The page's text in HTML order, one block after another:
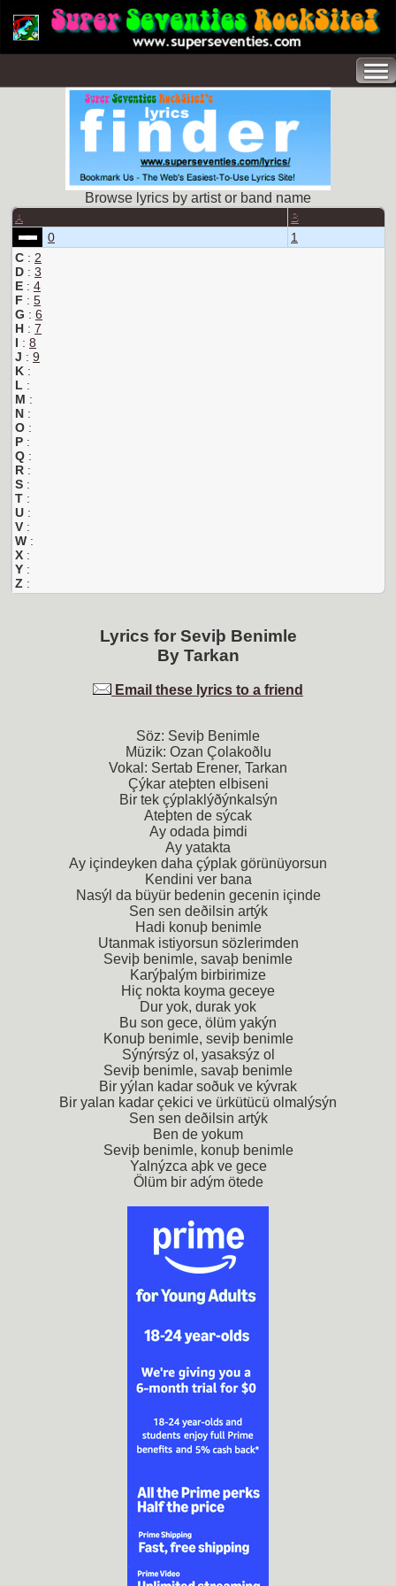
Browse lyrics by artist or band name
A B
0
1
C : 2
D : 3
E : 4
F : 5
G : 6
H : 7
I : 8
J : 9
K :
L :
M :
N :
O :
P :
Q :
R :
S :
T :
U :
V :
W :
X :
Y :
Z :
Lyrics for Seviþ Benimle
By Tarkan
Email these lyrics to a friend
Söz: Seviþ Benimle
Müzik: Ozan Çolakoðlu
Vokal: Sertab Erener, Tarkan
Çýkar ateþten elbiseni
Bir tek çýplaklýðýnkalsýn
Ateþten de sýcak
Ay odada þimdi
Ay yatakta
Ay içindeyken daha çýplak görünüyorsun
Kendini ver bana
Nasýl da büyür bedenin gecenin içinde
Sen sen deðilsin artýk
Hadi konuþ benimle
Utanmak istiyorsun sözlerimden
Seviþ benimle, savaþ benimle
Karýþalým birbirimize
Hiç nokta koyma geceye
Dur yok, durak yok
Bu son gece, ölüm yakýn
Konuþ benimle, seviþ benimle
Sýnýrsýz ol, yasaksýz ol
Seviþ benimle, savaþ benimle
Bir yýlan kadar soðuk ve kývrak
Bir yalan kadar çekici ve ürkütücü olmalýsýn
Sen sen deðilsin artýk
Ben de yokum
Seviþ benimle, konuþ benimle
Yalnýzca aþk ve gece
Ölüm bir adým ötede